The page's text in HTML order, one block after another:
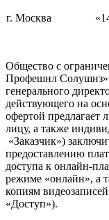
г. Москва
Общество с
Профешнл Солушнз»
генерального
действующего на
офертой
лицу, а также
«Заказчик»)
предоставлению
доступа к онлайн-
режиме «онлайн», а
копиям
«Доступ»).